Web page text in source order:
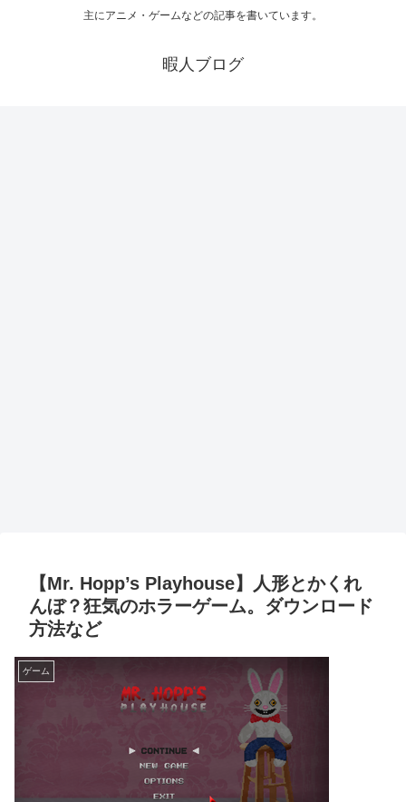
主にアニメ・ゲームなどの記事を書いています。
暇人ブログ
【Mr. Hopp’s Playhouse】人形とかくれ
んぼ？狂気のホラーゲーム。ダウンロード
方法など
ゲーム